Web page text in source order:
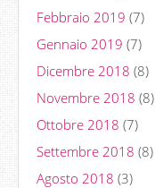
Febbraio 2019 (7)
Gennaio 2019 (7)
Dicembre 2018 (8)
Novembre 2018 (8)
Ottobre 2018 (7)
Settembre 2018 (8)
Agosto 2018 (3)